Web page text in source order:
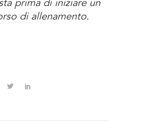
prima di iniziare un
di allenamento.